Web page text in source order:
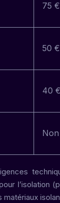
75
50
40
l’isolation